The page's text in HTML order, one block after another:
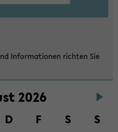
In­for­ma­tio­nen rich­ten Sie
2026
D F S
S